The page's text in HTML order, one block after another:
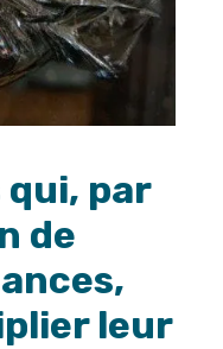
par
de
leur